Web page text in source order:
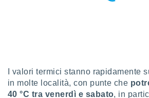
la
I valori termici stanno rapidamente
in molte località, con punte che
40 °C tra venerdì e sabato, in